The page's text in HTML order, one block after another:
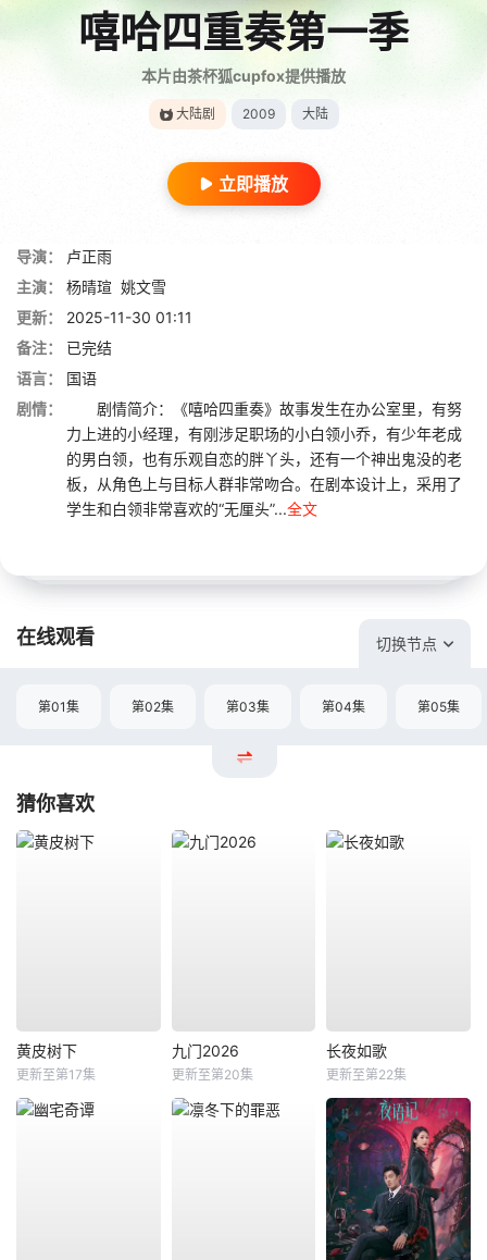
嘻哈四重奏第一季
本片由茶杯狐cupfox提供播放
大陆剧 2009 大陆
立即播放
导演：
卢正雨
主演：
杨晴瑄 姚文雪
更新：
2025-11-30 01:11
备注：
已完结
语言：
国语
剧情：
剧情简介：《嘻哈四重奏》故事发生在办公室里，有努
力上进的小经理，有刚涉足职场的小白领小乔，有少年老成
的男白领，也有乐观自恋的胖丫头，还有一个神出鬼没的老
板，从角色上与目标人群非常吻合。在剧本设计上，采用了
学生和白领非常喜欢的“无厘头”...全文
在线观看 切换节点
第01集 第02集 第03集 第04集 第05集
猜你喜欢
黄皮树下
更新至第17集
九门2026
更新至第20集
长夜如歌
更新至第22集